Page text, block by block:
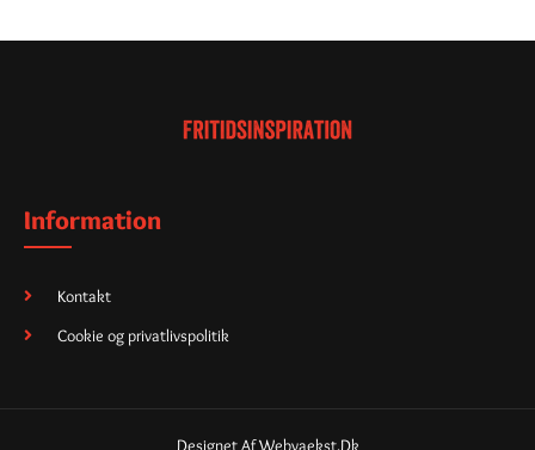
Information
Kontakt
Cookie og privatlivspolitik
Designet Af Webvaekst.dk